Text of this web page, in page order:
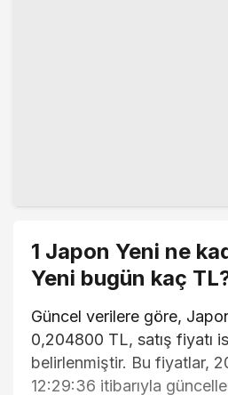
1 Japon Yeni ne
Yeni bugün kaç
Güncel verilere göre,
0,204800 TL, satış fiyatı
belirlenmiştir. Bu fiyatlar,
12:29:36 itibarıyla